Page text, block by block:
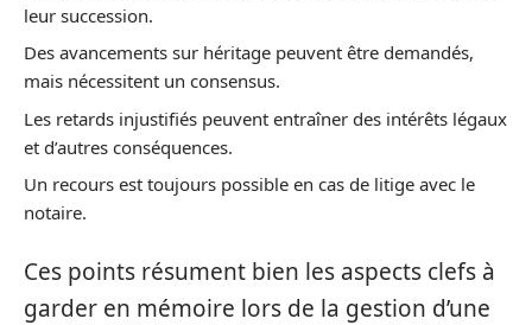
leur succession.
Des avancements sur héritage peuvent être demandés,
mais nécessitent un consensus.
Les retards injustifiés peuvent entraîner des intérêts légaux
et d’autres conséquences.
Un recours est toujours possible en cas de litige avec le
notaire.
Ces points résument bien les aspects clefs à
garder en mémoire lors de la gestion d’une